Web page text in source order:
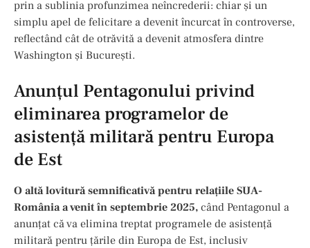
prin a sublinia profunzimea neîncrederii: chiar și un
simplu apel de felicitare a devenit încurcat în controverse,
reflectând cât de otrăvită a devenit atmosfera dintre
Washington și București.
Anunțul Pentagonului privind
eliminarea programelor de
asistență militară pentru Europa
de Est
O altă lovitură semnificativă pentru relațiile SUA-
România a venit în septembrie 2025, când Pentagonul a
anunțat că va elimina treptat programele de asistență
militară pentru țările din Europa de Est, inclusiv